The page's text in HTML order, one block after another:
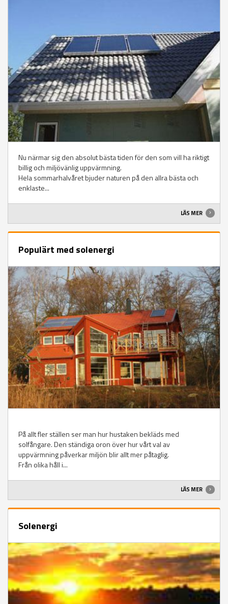
Nu närmar sig den absolut bästa tiden för den som vill ha riktigt
billig och miljövänlig uppvärmning.
Hela sommarhalvåret bjuder naturen på den allra bästa och
enklaste...
LÄS MER
Populärt med solenergi
På allt fler ställen ser man hur hustaken bekläds med
solfångare. Den ständiga oron över hur vårt val av
uppvärmning påverkar miljön blir allt mer påtaglig.
Från olika håll i...
LÄS MER
Solenergi